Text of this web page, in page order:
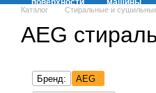
Каталог Стиральные и
AEG
Бренд:
AEG